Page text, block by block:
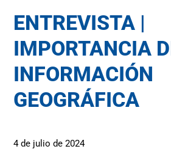
ENTREVISTA |
IMPORTANCIA
INFORMACIÓN
GEOGRÁFICA
4 de julio de 2024